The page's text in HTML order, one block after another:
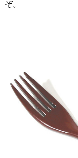
ぞ。